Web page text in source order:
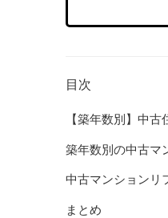
目次
【築年数別】中
築年数別の中古マ
中古マンションリ
まとめ